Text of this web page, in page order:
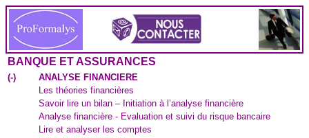
BANQUE ET ASSURANCES
(-)
ANALYSE FINANCIERE
Les théories financières
Savoir lire un bilan – Initiation à l’analyse financière
Analyse financière - Evaluation et suivi du risque bancaire
Lire et analyser les comptes